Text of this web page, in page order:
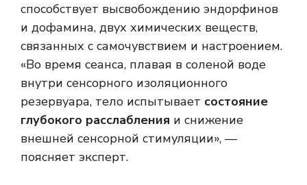
способствует высвобождению эндорфинов
и дофамина, двух химических веществ,
связанных с самочувствием и настроением.
«Во время сеанса, плавая в соленой воде
внутри сенсорного изоляционного
резервуара, тело испытывает состояние
глубокого расслабления и снижение
внешней сенсорной стимуляции», —
поясняет эксперт.